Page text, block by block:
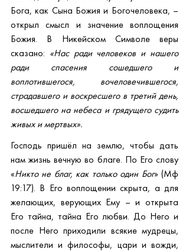
Бога, как Сына Божия и Богочеловека, –
открыл смысл и значение воплощения
Божия. В Никейском Символе веры
сказано: «Нас ради человеков и нашего
ради спасения сошедшего и
воплотившегося, вочеловечившегося,
страдавшего и воскресшего в третий день,
восшедшего на небеса и грядущего судить
живых и мертвых».
Господь пришёл на землю, чтобы дать
нам жизнь вечную во благе. По Его слову
«Никто не благ, как только один Бог» (Мф
19:17). В Его воплощении скрыта, а для
желающих, верующих Ему – и открыта
Его тайна, тайна Его любви. До Него и
после Него приходили всякие мудрецы,
мыслители и философы, цари и вожди,